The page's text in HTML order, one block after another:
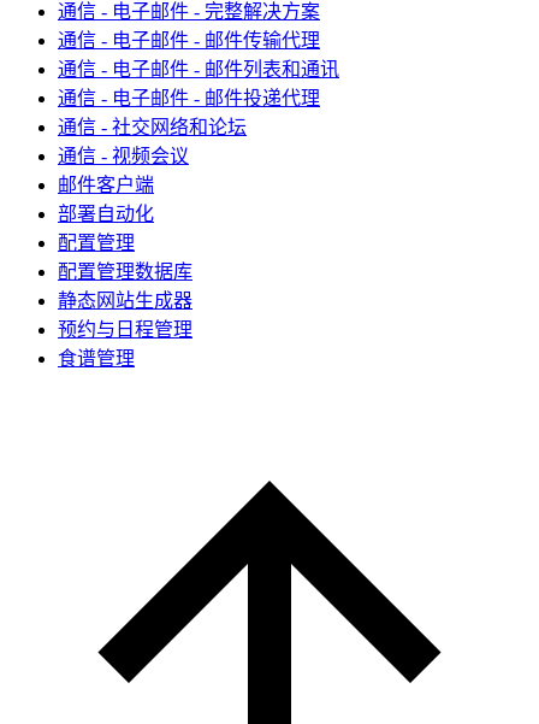
通信 - 电子邮件 - 完整解决方案
通信 - 电子邮件 - 邮件传输代理
通信 - 电子邮件 - 邮件列表和通讯
通信 - 电子邮件 - 邮件投递代理
通信 - 社交网络和论坛
通信 - 视频会议
邮件客户端
部署自动化
配置管理
配置管理数据库
静态网站生成器
预约与日程管理
食谱管理